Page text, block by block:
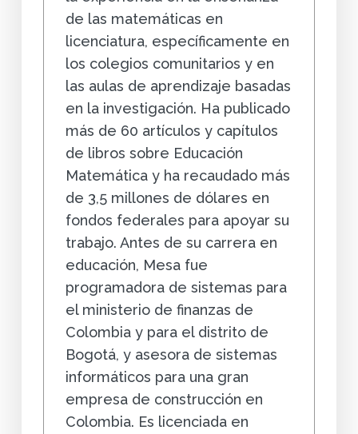
de las matemáticas en
licenciatura, específicamente en
los colegios comunitarios y en
las aulas de aprendizaje basadas
en la investigación. Ha publicado
más de 60 artículos y capítulos
de libros sobre Educación
Matemática y ha recaudado más
de 3,5 millones de dólares en
fondos federales para apoyar su
trabajo. Antes de su carrera en
educación, Mesa fue
programadora de sistemas para
el ministerio de finanzas de
Colombia y para el distrito de
Bogotá, y asesora de sistemas
informáticos para una gran
empresa de construcción en
Colombia. Es licenciada en